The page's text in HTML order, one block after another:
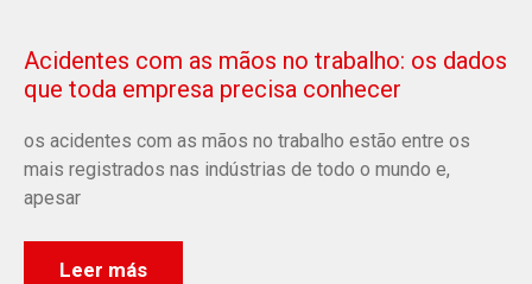
Acidentes com as mãos no trabalho: os dados
que toda empresa precisa conhecer
os acidentes com as mãos no trabalho estão entre os
mais registrados nas indústrias de todo o mundo e,
apesar
Leer más